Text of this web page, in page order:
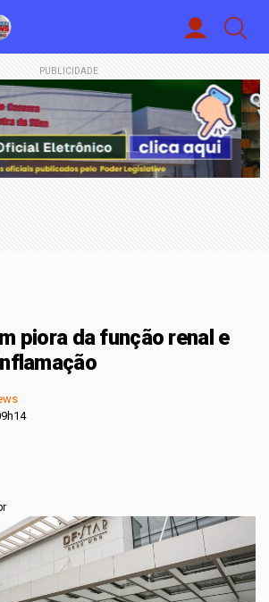
PUBLICIDADE
piora da função renal e